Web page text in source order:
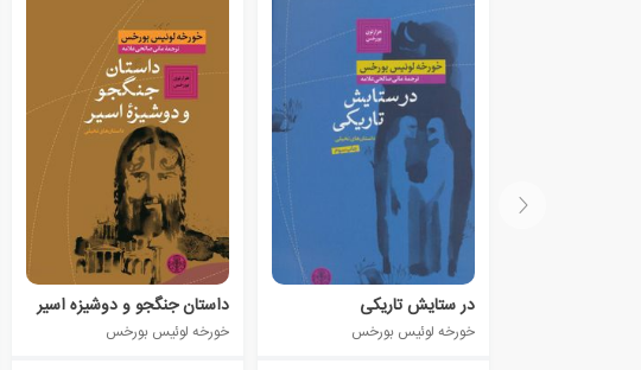
در ستایش تاریکی
خورخه لوئیس بورخس
داستان جنگجو و دوشیزه اسیر
خورخه لوئیس بورخس